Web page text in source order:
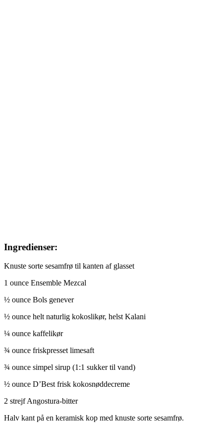
Ingredienser:
Knuste sorte sesamfrø til kanten af glasset
1 ounce Ensemble Mezcal
½ ounce Bols genever
½ ounce helt naturlig kokoslikør, helst Kalani
¼ ounce kaffelikør
¾ ounce friskpresset limesaft
¾ ounce simpel sirup (1:1 sukker til vand)
½ ounce D’Best frisk kokosnøddecreme
2 strejf Angostura-bitter
Halv kant på en keramisk kop med knuste sorte sesamfrø.